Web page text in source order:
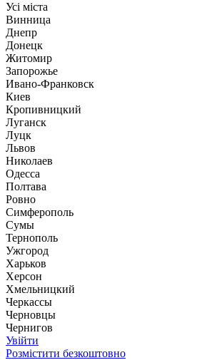
Усі міста
Винница
Днепр
Донецк
Житомир
Запорожье
Ивано-Франковск
Киев
Кропивницкий
Луганск
Луцк
Львов
Николаев
Одесса
Полтава
Ровно
Симферополь
Сумы
Тернополь
Ужгород
Харьков
Херсон
Хмельницкий
Черкассы
Чернoвцы
Чернигов
Увійти
Розмістити безкоштовно